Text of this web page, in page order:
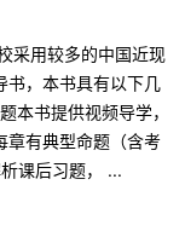
采用较多的中国近现
书，本书具有以下几
本书提供视频导学，
章有典型命题（含考
课后习题， ...